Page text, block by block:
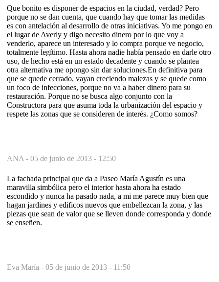
Que bonito es disponer de espacios en la ciudad, verdad? Pero
porque no se dan cuenta, que cuando hay que tomar las medidas
es con antelación al desarrollo de otras iniciativas. Yo me pongo en
el lugar de Averly y digo necesito dinero por lo que voy a
venderlo, aparece un interesado y lo compra porque ve negocio,
totalmente legítimo. Hasta ahora nadie había pensado en darle otro
uso, de hecho está en un estado decadente y cuando se plantea
otra alternativa me opongo sin dar soluciones.En definitiva para
que se quede cerrado, vayan creciendo malezas y se quede como
un foco de infecciones, porque no va a haber dinero para su
restauración. Porque no se busca algo conjunto con la
Constructora para que asuma toda la urbanización del espacio y
respete las zonas que se consideren de interés. ¿Como somos?
ANA - 05 de junio de 2013 - 12:50
La fachada principal que da a Paseo María Agustín es una
maravilla simbólica pero el interior hasta ahora ha estado
escondido y nunca ha pasado nada, a mi me parece muy bien que
hagan jardines y edificos nuevos que embellezcan la zona, y las
piezas que sean de valor que se lleven donde corresponda y donde
se enseñen.
Eva María - 05 de junio de 2013 - 11:50